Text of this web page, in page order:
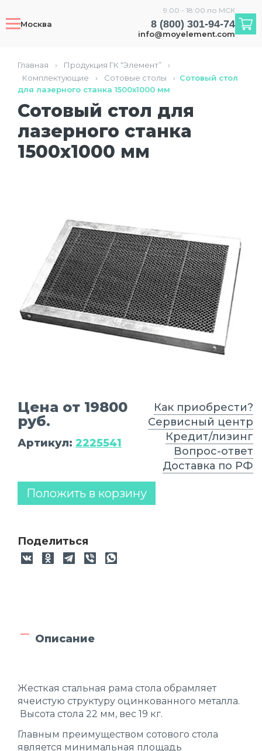
Москва
9:00 - 18:00 по МСК
8 (800) 301-94-74
info@moyelement.com
Главная › Продукция ГК “Элемент”
›
Комплектующие
› Сотовые столы › Сотовый стол
для лазерного станка 1500х1000 мм
Сотовый стол для
лазерного станка
1500х1000 мм
Цена от 19800
руб.
Артикул: 2225541
Положить в корзину
Поделиться
Как приобрести?
Сервисный центр
Кредит/лизинг
Вопрос-ответ
Доставка по РФ
Описание
Жесткая стальная рама стола обрамляет
ячеистую структуру оцинкованного металла.
Высота стола 22 мм, вес 19 кг.
Главным преимуществом сотового стола
является минимальная площадь